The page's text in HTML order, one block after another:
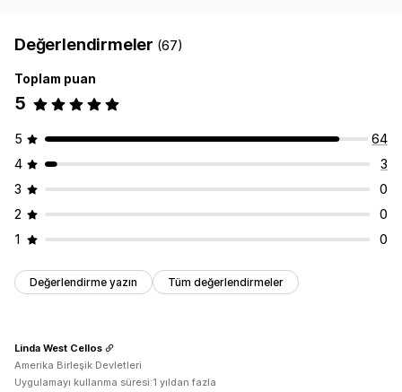
Değerlendirmeler (67)
Toplam puan
5
5
64
4
3
3
0
2
0
1
0
Değerlendirme yazın Tüm değerlendirmeler
Linda West Cellos
Amerika Birleşik Devletleri
Uygulamayı kullanma süresi:1 yıldan fazla